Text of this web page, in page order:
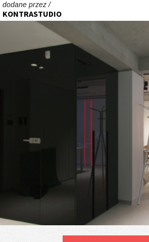
dodane przez /
KONTRASTUDIO